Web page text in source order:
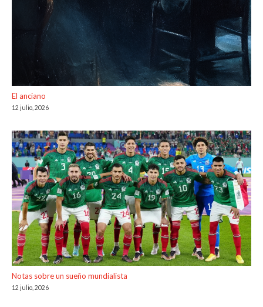
El anciano
12 julio, 2026
Notas sobre un sueño mundialista
12 julio, 2026